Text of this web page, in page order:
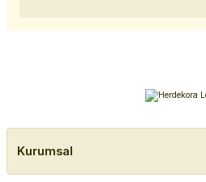
Kurumsal